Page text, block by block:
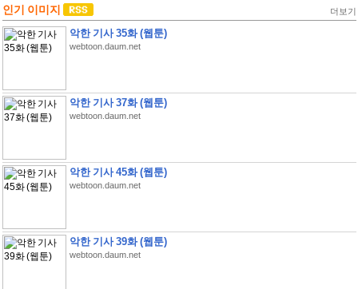
인기 이미지 더보기
악한 기사 35화 (웹툰)
webtoon.daum.net
악한 기사 37화 (웹툰)
webtoon.daum.net
악한 기사 45화 (웹툰)
webtoon.daum.net
악한 기사 39화 (웹툰)
webtoon.daum.net